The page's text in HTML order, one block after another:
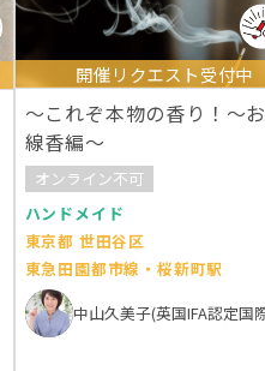
開催リクエスト受付中
～これぞ本物の香り！～お
線香編～
オンライン不可
ハンドメイド
東京都 世田谷区
東急田園都市線・桜新町駅